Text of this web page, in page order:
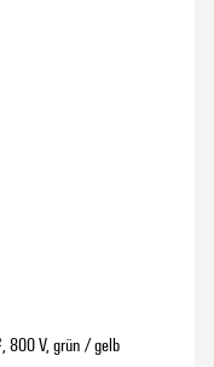
800 V, grün / gelb